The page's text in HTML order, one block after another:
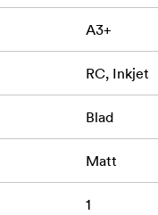
A3+
RC, Inkjet
Blad
Matt
1